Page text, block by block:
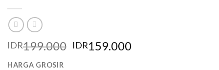
IDR199.000 IDR159.000
HARGA GROSIR